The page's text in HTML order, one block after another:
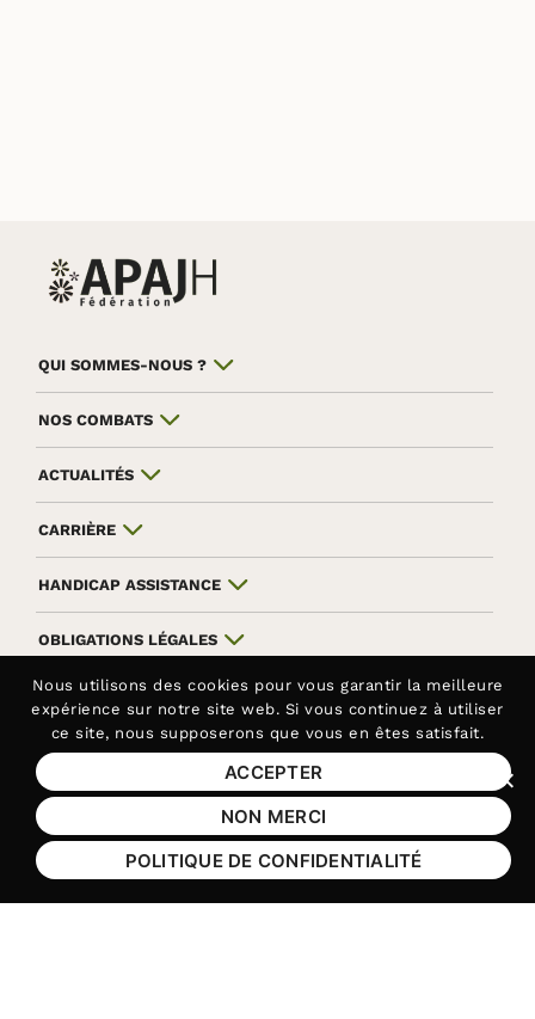
QUI SOMMES-NOUS ?
NOS COMBATS
ACTUALITÉS
CARRIÈRE
HANDICAP ASSISTANCE
OBLIGATIONS LÉGALES
ANNUAIRE
INTRANET
Aller sur le réseau social
Aller sur le réseau social
Aller sur le réseau
Aller sur le
Contactez-nous au
01 44 10 23 40
Nous utilisons des cookies pour vous garantir la meilleure
expérience sur notre site web. Si vous continuez à utiliser
ce site, nous supposerons que vous en êtes satisfait.
ACCEPTER
NON MERCI
POLITIQUE DE CONFIDENTIALITÉ